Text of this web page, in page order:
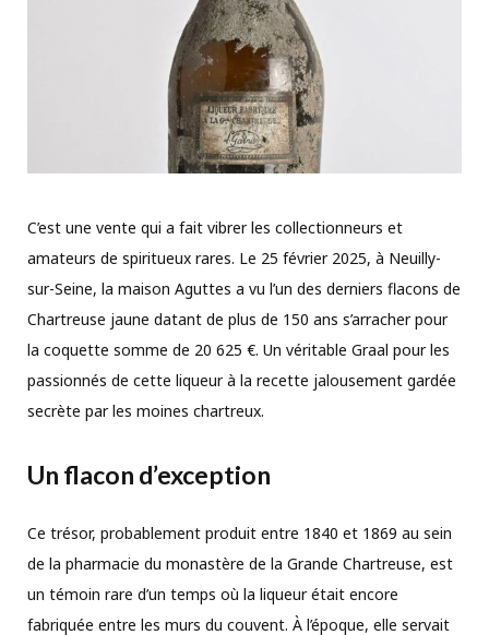
C’est une vente qui a fait vibrer les collectionneurs et
amateurs de spiritueux rares. Le 25 février 2025, à Neuilly-
sur-Seine, la maison Aguttes a vu l’un des derniers flacons de
Chartreuse jaune datant de plus de 150 ans s’arracher pour
la coquette somme de 20 625 €. Un véritable Graal pour les
passionnés de cette liqueur à la recette jalousement gardée
secrète par les moines chartreux.
Un flacon d’exception
Ce trésor, probablement produit entre 1840 et 1869 au sein
de la pharmacie du monastère de la Grande Chartreuse, est
un témoin rare d’un temps où la liqueur était encore
fabriquée entre les murs du couvent. À l’époque, elle servait